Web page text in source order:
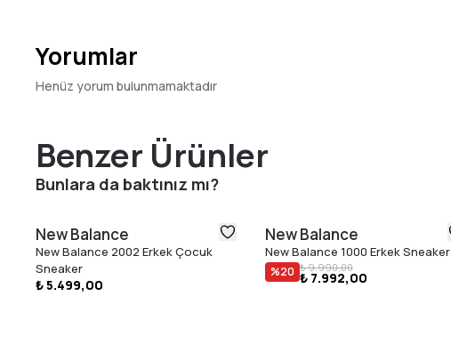
Yorumlar
Henüz yorum bulunmamaktadır
Benzer Ürünler
Bunlara da baktınız mı?
New Balance
New Balance 2002 Erkek Çocuk
Sneaker
₺ 5.499,00
New Balance
New Balance 1000 Erkek Sneaker
%20 ₺ 9.990,00
₺ 7.992,00